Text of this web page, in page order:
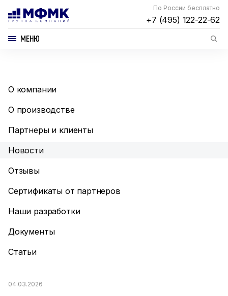
По России бесплатно
+7 (495) 122-22-62
МЕНЮ
О компании
О производстве
Партнеры и клиенты
Новости
Отзывы
Сертификаты от партнеров
Наши разработки
Документы
Статьи
04.03.2026